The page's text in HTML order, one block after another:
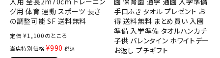
グ用 体育 運動 スポーツ 長さ
の調整可能 SF 送料無料
定価 ¥1,100のところ
当店特別価格 ¥990 税込
手口ふき タオル プレゼント お
得 送料無料 まとめ買い 入園
準備 入学準備 タオルハンカチ
子供 バレンタイン ホワイトデー
お返し プチギフト